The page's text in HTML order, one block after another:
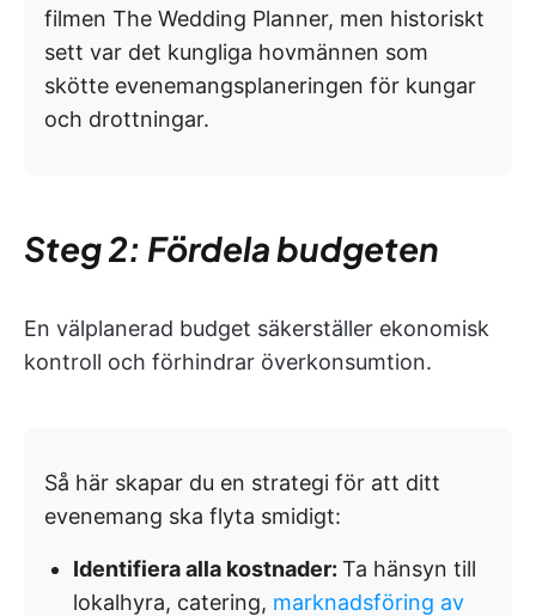
filmen The Wedding Planner, men historiskt
sett var det kungliga hovmännen som
skötte evenemangsplaneringen för kungar
och drottningar.
Steg 2: Fördela budgeten
En välplanerad budget säkerställer ekonomisk
kontroll och förhindrar överkonsumtion.
Så här skapar du en strategi för att ditt
evenemang ska flyta smidigt:
Identifiera alla kostnader: Ta hänsyn till
lokalhyra, catering, marknadsföring av